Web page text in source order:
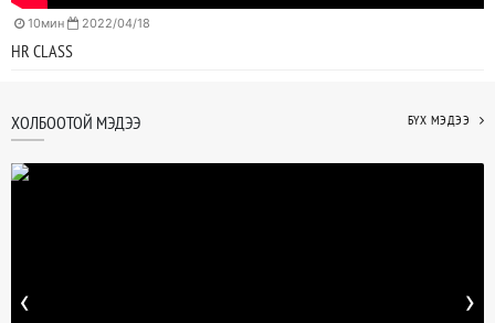
10мин 2022/04/18
HR CLASS
ХОЛБООТОЙ МЭДЭЭ БҮХ МЭДЭЭ
‹ ›